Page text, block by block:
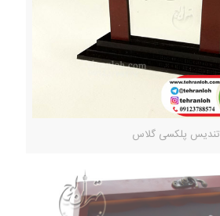
تندیس پلکسی گلاس